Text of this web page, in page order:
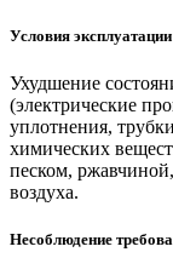
Условия
Ухудшение
(электрические
уплотнения,
химических
песком,
воздуха.
Несоблюдение